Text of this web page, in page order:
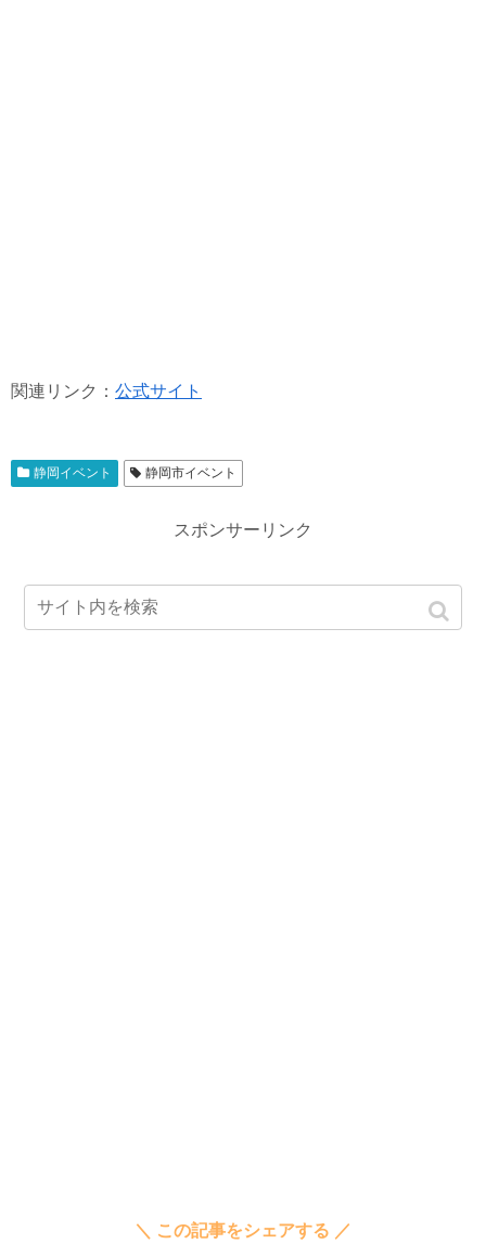
関連リンク： 公式サイト
静岡イベント 静岡市イベント
スポンサーリンク
＼ この記事をシェアする ／